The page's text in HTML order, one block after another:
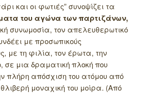
και οι φωτιές” συνοψίζει τα
του αγώνα των παρτιζάνων,
συνωμοσία, τον απελευθερωτικό
με προσωπικούς
με τη φιλία, τον έρωτα, την
σε μια δραματική πλοκή που
πλήρη απόσχιση του ατόμου από
μοναχική του μοίρα. (Από